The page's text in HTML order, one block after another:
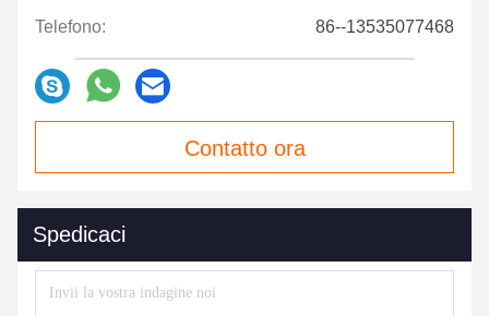
Telefono: 86--13535077468
Contatto ora
Spedicaci